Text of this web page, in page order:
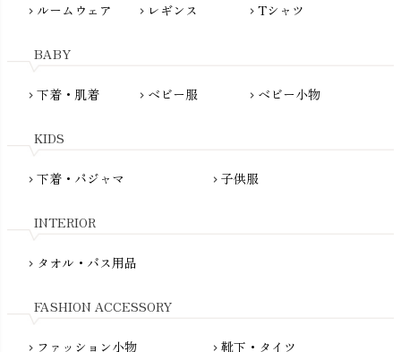
Haruulala（ハルウララ）
PeopleTree（ピープルツリー）
PRISTINE（プリスティン）
fromF（フロムエフ）
maggies（マギーズ）
MATONA（マトナ）
mini rodini（ミニロディーニ）
My Little Cozmo（マイリトルコズモ）
NATURAPURA（ナチュラプラ）
NewNative（ニューネイティブ）
chevron_right ルームウェア chevron_right レギンス chevron_rightTシャツ
BABY
chevron_right 下着・肌着 chevron_right ベビー服 chevron_right ベビー小物
KIDS
chevron_right 下着・パジャマ chevron_right 子供服
INTERIOR
chevron_right タオル・バス用品
FASHION ACCESSORY
chevron_right ファッション小物 chevron_right 靴下・タイツ